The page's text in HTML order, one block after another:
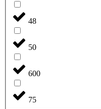
48
50
600
75